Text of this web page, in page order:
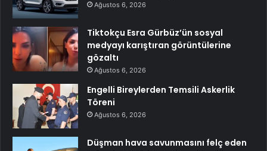
Ağustos 6, 2026
Tiktokçu Esra Gürbüz’ün sosyal
medyayı karıştıran görüntülerine
gözaltı
Ağustos 6, 2026
Engelli Bireylerden Temsili Askerlik
Töreni
Ağustos 6, 2026
Düşman hava savunmasını felç eden